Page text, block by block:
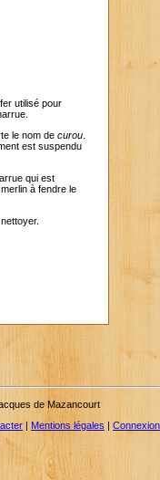
utilisé pour
le nom decurou
est suspendu
qui est
à fendre le
nettoyer.
de Mazancourt
| Mentions légales | Connexion